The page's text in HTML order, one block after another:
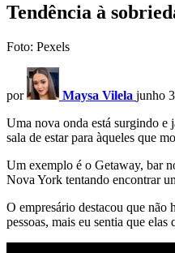
Tendência à
Foto: Pexels
por Maysa Vilela junho
Uma nova onda está surgindo e
sala de estar para àqueles que
Um exemplo é o Getaway, bar
Nova York tentando encontrar
O empresário destacou que não
pessoas, mais eu sentia que